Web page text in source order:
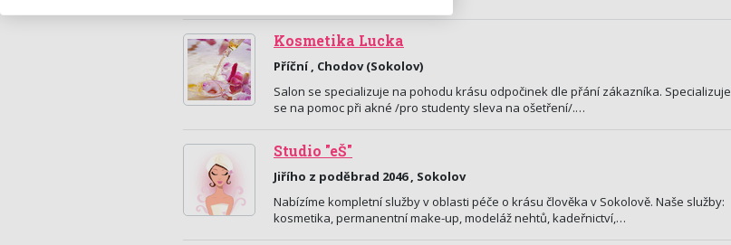
Kosmetika Lucka
Příční , Chodov (Sokolov)
Salon se specializuje na pohodu krásu odpočinek dle přání zákazníka. Specializuje
se na pomoc při akné /pro studenty sleva na ošetření/.…
Studio "eŠ"
Jiřího z poděbrad 2046 , Sokolov
Nabízíme kompletní služby v oblasti péče o krásu člověka v Sokolově. Naše služby:
kosmetika, permanentní make-up, modeláž nehtů, kadeřnictví,…